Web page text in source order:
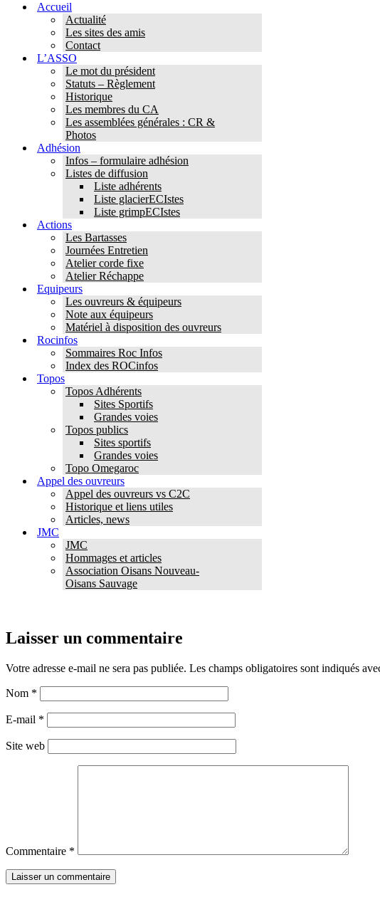
navigationAccueil
Actualité
Les sites des amis
Contact
L’ASSO
Le mot du président
Statuts – Règlement
Historique
Les membres du CA
Les assemblées générales : CR &
Photos
Adhésion
Infos – formulaire adhésion
Listes de diffusion
Liste adhérents
Liste glacierECIstes
Liste grimpECIstes
Actions
Les Bartasses
Journées Entretien
Atelier corde fixe
Atelier Réchappe
Equipeurs
Les ouvreurs & équipeurs
Note aux équipeurs
Matériel à disposition des ouvreurs
Rocinfos
Sommaires Roc Infos
Index des ROCinfos
Topos
Topos Adhérents
Sites Sportifs
Grandes voies
Topos publics
Sites sportifs
Grandes voies
Topo Omegaroc
Appel des ouvreurs
Appel des ouvreurs vs C2C
Historique et liens utiles
Articles, news
JMC
JMC
Hommages et articles
Association Oisans Nouveau-
Oisans Sauvage
Laisser un commentaire
Votre adresse e-mail ne sera pas publiée. Les champs obligatoires sont indiqués
Nom *
E-mail *
Site web
Commentaire *